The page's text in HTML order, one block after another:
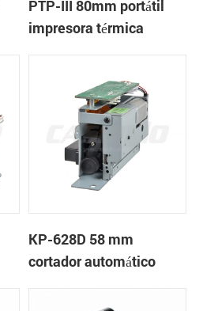
PTP-III 80mm portátil
impresora térmica
KP-628D 58 mm
cortador automático